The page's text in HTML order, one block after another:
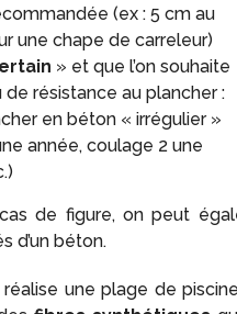
(ex : 5 cm au
une chape de carreleur)
» et que l’on souhaite
résistance au plancher :
en béton « irrégulier »
année, coulage 2 une
de figure, on peut
d’un béton.
réalise une plage de